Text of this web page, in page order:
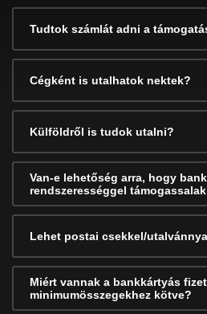
Tudtok számlát adni a
Cégként is utalhatok nektek?
Külföldről is tudok utalni?
Van-e lehetőség arra, hogy
rendszerességgel
Lehet postai csekkel/
Miért vannak a bankkártyás
minimumösszegekhez kötve?